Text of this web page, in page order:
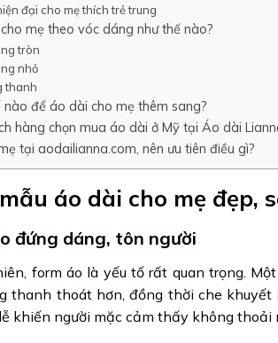
đại cho mẹ thích trẻ trung
mẹ theo vóc dáng như thế nào?
tròn
nhỏ
thanh
nào để áo dài cho mẹ thêm sang?
hàng chọn mua áo dài ở Mỹ tại Áo dài
tại aodailianna.com, nên ưu tiên điều gì?
áo dài cho mẹ đẹp,
đứng dáng, tôn người
form áo là yếu tố rất quan trọng.
thanh thoát hơn, đồng thời che khuyết
khiến người mặc cảm thấy không thoải